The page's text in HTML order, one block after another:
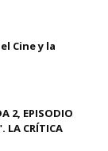
Cine y la
2, EPISODIO
LA CRÍTICA